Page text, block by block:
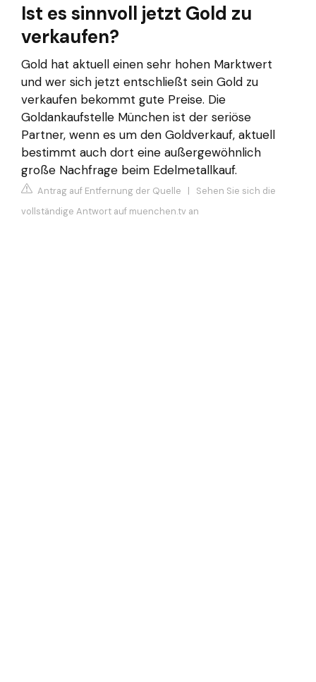
Ist es sinnvoll jetzt Gold zu
verkaufen?
Gold hat aktuell einen sehr hohen Marktwert
und wer sich jetzt entschließt sein Gold zu
verkaufen bekommt gute Preise. Die
Goldankaufstelle München ist der seriöse
Partner, wenn es um den Goldverkauf, aktuell
bestimmt auch dort eine außergewöhnlich
große Nachfrage beim Edelmetallkauf.
Antrag auf Entfernung der Quelle | Sehen Sie sich die
vollständige Antwort auf muenchen.tv an